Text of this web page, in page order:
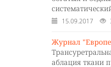
15.09.2017
Журнал
аблация ткани